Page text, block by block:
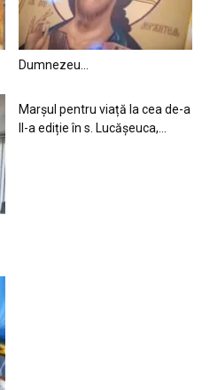
Dumnezeu…
Marșul pentru viață la cea de-a
II-a ediție în s. Lucășeuca,...